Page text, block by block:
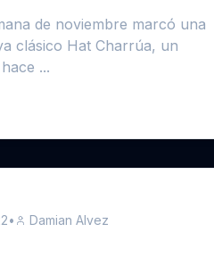
de noviembre marcó una
clásico Hat Charrúa, un
...
• Damian Alvez